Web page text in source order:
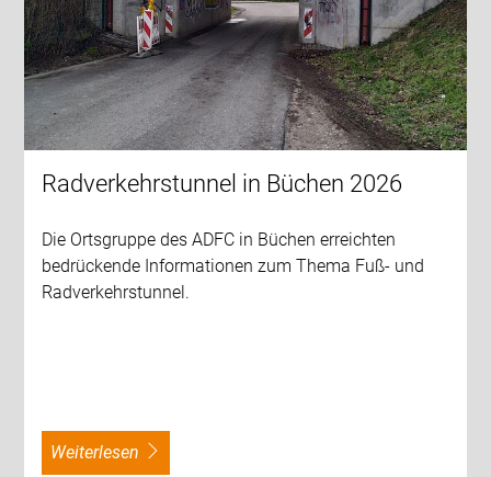
Radverkehrstunnel in Büchen 2026
Die Ortsgruppe des ADFC in Büchen erreichten
bedrückende Informationen zum Thema Fuß- und
Radverkehrstunnel.
weiterlesen